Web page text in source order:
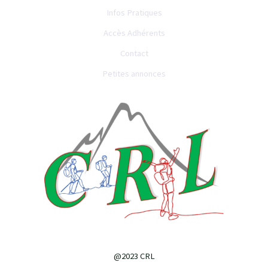
Infos Pratiques
Accès Adhérents
Contact
Petites annonces
@2023 CRL